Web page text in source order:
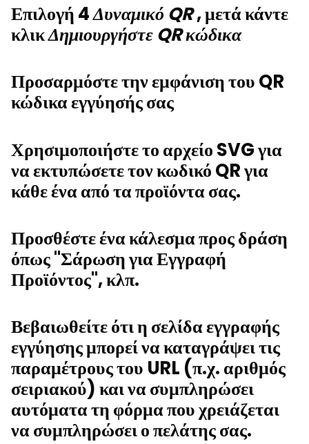
Επιλογή 4Δυναμικό QR, μετά κάντε
κλικΔημιουργήστε QR κώδικα
Προσαρμόστε την εμφάνιση του QR
κώδικα εγγύησής σας
Χρησιμοποιήστε το αρχείο SVG για
να εκτυπώσετε τον κωδικό QR για
κάθε ένα από τα προϊόντα σας.
Προσθέστε ένα κάλεσμα προς δράση
όπως "Σάρωση για Εγγραφή
Προϊόντος", κλπ.
Βεβαιωθείτε ότι η σελίδα εγγραφής
εγγύησης μπορεί να καταγράψει τις
παραμέτρους του URL (π.χ. αριθμός
σειριακού) και να συμπληρώσει
αυτόματα τη φόρμα που χρειάζεται
να συμπληρώσει ο πελάτης σας.